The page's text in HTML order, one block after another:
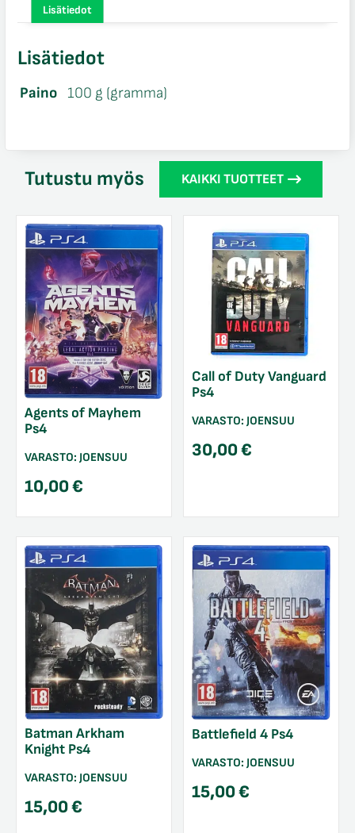
Lisätiedot
Lisätiedot
Paino 100 g (gramma)
Tutustu myös KAIKKI TUOTTEET
Agents of Mayhem
Ps4
VARASTO: JOENSUU
10,00€
Call of Duty Vanguard
Ps4
VARASTO: JOENSUU
30,00€
Batman Arkham
Knight Ps4
VARASTO: JOENSUU
15,00€
Battlefield 4 Ps4
VARASTO: JOENSUU
15,00€